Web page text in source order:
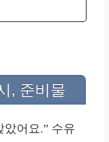
, 준비물
았어요.” 수유